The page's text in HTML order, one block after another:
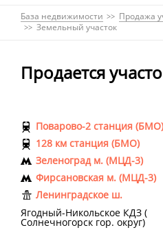
База недвижимости Продажа
Земельный участок
Продается
Поварово-2 станция (БМО)
128 км станция (БМО)
Зеленоград м. (МЦД-3)
Фирсановская м. (МЦД-3)
Ленинградское ш.
Ягодный-Никольское КДЗ (
Солнечногорск гор. округ)